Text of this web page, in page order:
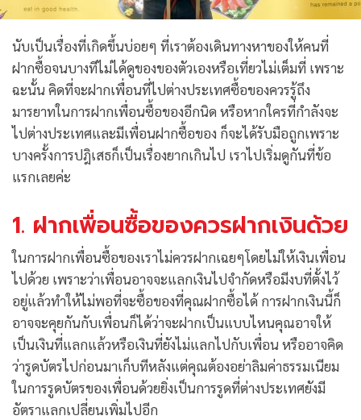
นับเป็นเรื่องที่เกิดขึ้นบ่อยๆ ที่เราต้องเดินทางหาของให้คนที่
ฝากซื้อจนบางทีไม่ได้ดูของของตัวเองหรือเที่ยวไม่เต็มที่ เพราะ
ฉะนั้น คิดที่จะฝากเพื่อนที่ไปต่างประเทศซื้อของควรรู้ถึง
มารยาทในการฝากเพื่อนซื้อของอีกนิด หรือหากใครที่กำลังจะ
ไปต่างประเทศและมีเพื่อนฝากซื้อของ ก็จะได้รับมือถูกเพราะ
บางครั้งการปฎิเสธก็เป็นเรื่องยากเกินไป เราไปเริ่มดูกันที่ข้อ
แรกเลยค่ะ
1. ฝากเพื่อนซื้อของควรฝากเงินด้วย
ในการฝากเพื่อนซื้อของเราไม่ควรฝากเฉยๆโดยไม่ให้เงินเพื่อน
ไปด้วย เพราะว่าเพื่อนอาจจะแลกเงินไปจำกัดหรือมีงบที่ตั้งไว้
อยู่แล้วทำให้ไม่พอที่จะซื้อของที่คุณฝากซื้อได้ การฝากเงินนี้ก็
อาจจะคุยกันกับเพื่อนก็ได้ว่าจะฝากเป็นแบบไหนคุณอาจให้
เป็นเงินที่แลกแล้วหรือเงินที่ยังไม่แลกไปกับเพื่อน หรืออาจคิด
ว่ารูดบัตรไปก่อนมาเก็บทีหลังแต่คุณต้องอย่าลิมค่าธรรมเนียม
ในการรูดบัตรของเพื่อนด้วยยิ่งเป็นการรูดที่ต่างประเทศยังมี
อัตราแลกเปลี่ยนเพิ่มไปอีก